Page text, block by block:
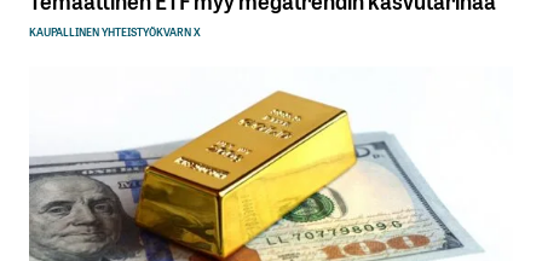
KAUPALLINEN YHTEISTYÖKVARN X